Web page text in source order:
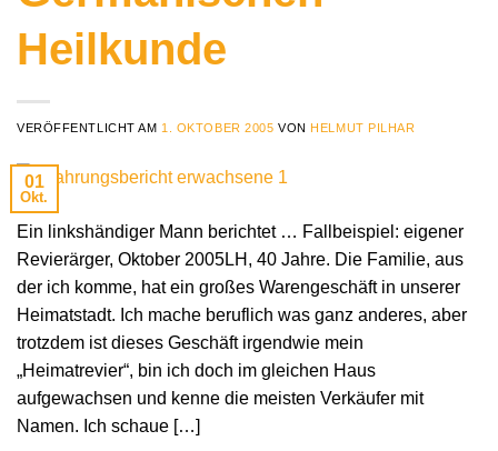
Heilkunde
VERÖFFENTLICHT AM 1. OKTOBER 2005 VON HELMUT PILHAR
01
Okt.
Ein linkshändiger Mann berichtet … Fallbeispiel: eigener
Revierärger, Oktober 2005LH, 40 Jahre. Die Familie, aus
der ich komme, hat ein großes Warengeschäft in unserer
Heimatstadt. Ich mache beruflich was ganz anderes, aber
trotzdem ist dieses Geschäft irgendwie mein
„Heimatrevier“, bin ich doch im gleichen Haus
aufgewachsen und kenne die meisten Verkäufer mit
Namen. Ich schaue […]